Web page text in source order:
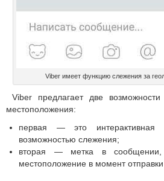
Viber имеет функцию слежения за
Viber предлагает две
местоположения:
первая — это
возможностью слежения;
вторая — метка в сообщении,
местоположение в момент отправки